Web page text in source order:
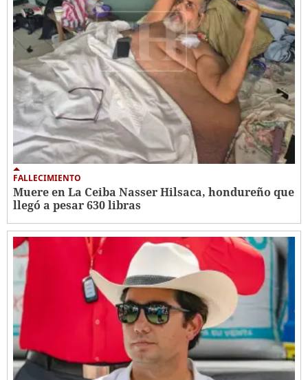
FALLECIMIENTO
Muere en La Ceiba Nasser Hilsaca, hondureño que
llegó a pesar 630 libras